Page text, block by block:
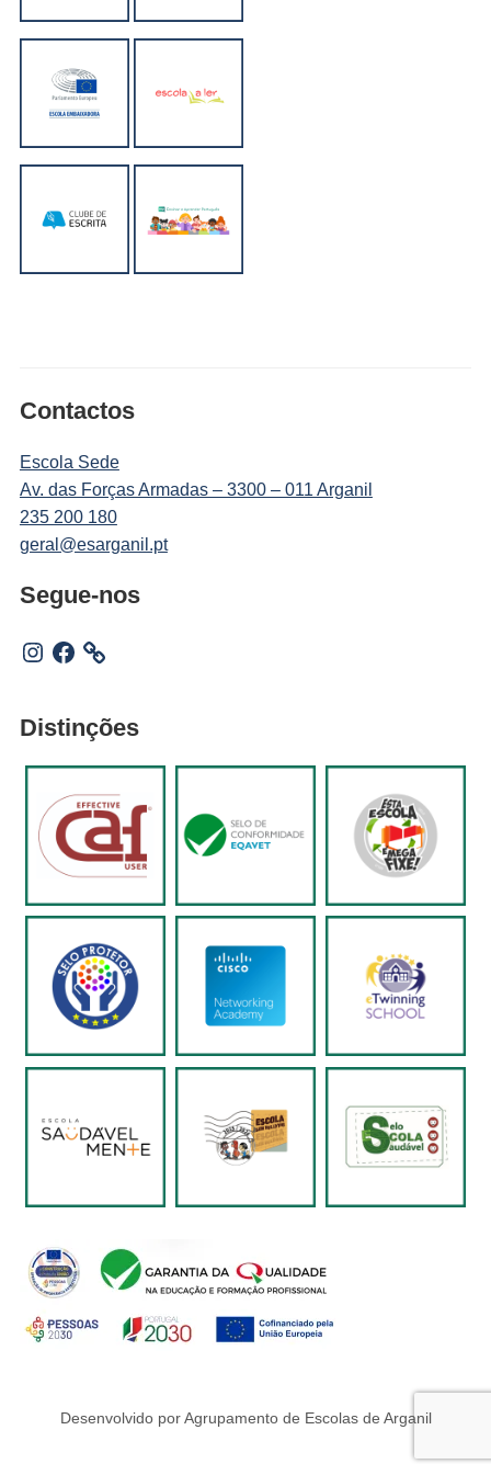
Contactos
Escola Sede
Av. das Forças Armadas – 3300 – 011 Arganil
235 200 180
geral@esarganil.pt
Segue-nos
Instagram
Facebook
Distinções
Desenvolvido por Agrupamento de Escolas de Arganil